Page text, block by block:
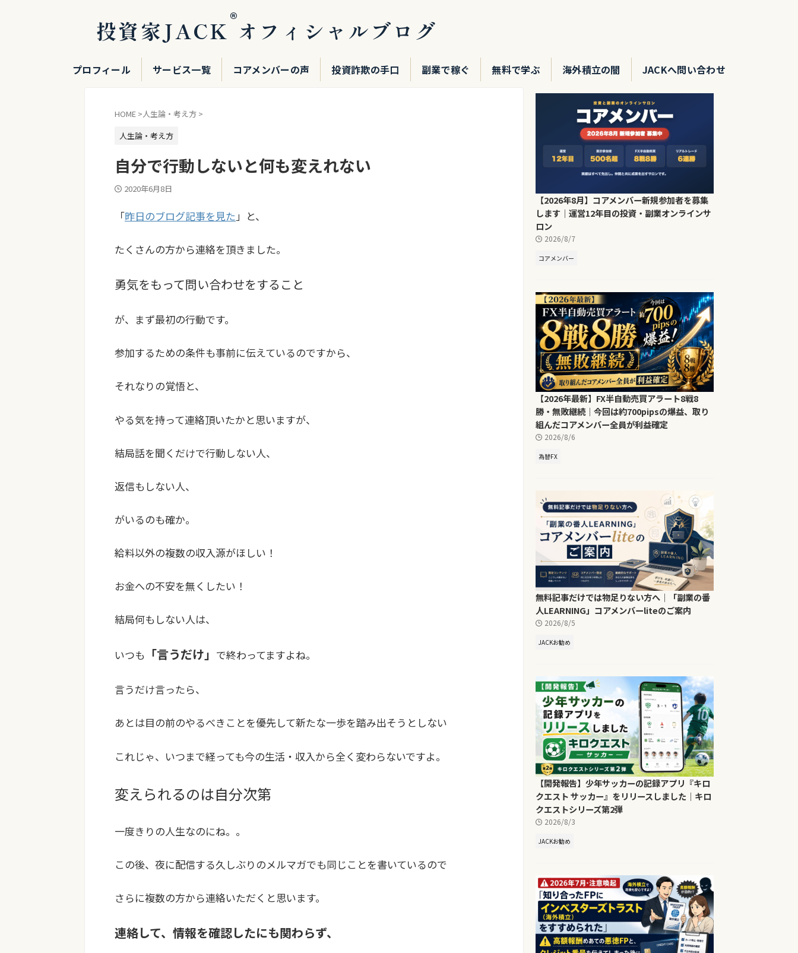
投資家JACK®オフィシャルブログ
プロフィール サービス一覧 コアメンバーの声 投資詐欺の手口 副業で稼ぐ 無料で学ぶ 海外積立の闇 JACKへ問い合わせ
HOME >人生論・考え方 >
人生論・考え方
自分で行動しないと何も変えれない
2020年6月8日
「昨日のブログ記事を見た」と、
たくさんの方から連絡を頂きました。
勇気をもって問い合わせをすること
が、まず最初の行動です。
参加するための条件も事前に伝えているのですから、
それなりの覚悟と、
やる気を持って連絡頂いたかと思いますが、
結局話を聞くだけで行動しない人、
返信もしない人、
がいるのも確か。
給料以外の複数の収入源がほしい！
お金への不安を無くしたい！
結局何もしない人は、
いつも 「言うだけ」 で終わってますよね。
言うだけ言ったら、
あとは目の前のやるべきことを優先して新たな一歩を踏み出そうとしない
これじゃ、 いつまで経っても今の生活・収入から全く変わらないですよ。
変えられるのは自分次第
一度きりの人生なのにね。。
この後、夜に配信する久しぶりのメルマガでも同じことを書いているので
さらに複数の方から連絡いただくと思います。
連絡して、情報を確認したにも関わらず、
【2026年8月】コアメンバー新規参加者を募集
します｜運営12年目の投資・副業オンラインサ
ロン
2026/8/7
コアメンバー
【2026年最新】FX半自動売買アラート8戦8
勝・無敗継続｜今回は約700pipsの爆益、取り
組んだコアメンバー全員が利益確定
2026/8/6
為替FX
無料記事だけでは物足りない方へ｜「副業の番
人LEARNING」コアメンバーliteのご案内
2026/8/5
JACKお勧め
【開発報告】少年サッカーの記録アプリ『キロ
クエスト サッカー』をリリースしました｜キロ
クエストシリーズ第2弾
2026/8/3
JACKお勧め